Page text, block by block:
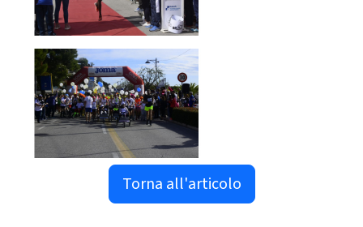
Torna all'articolo